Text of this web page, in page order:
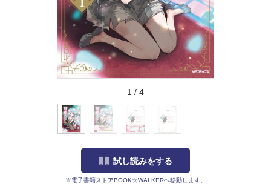
1 / 4
試し読みをする
※電子書籍ストアBOOK☆WALKERへ移動します。